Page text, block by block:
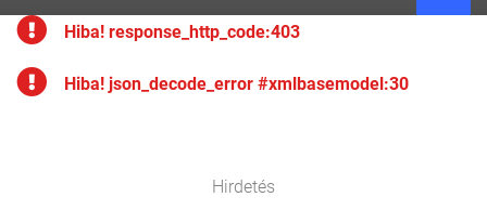
Hiba! response_http_code:403
Hiba! json_decode_error #xmlbasemodel:30
Hirdetés